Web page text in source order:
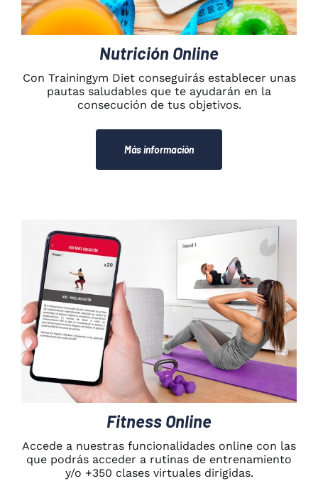
Nutrición Online
Con Trainingym Diet conseguirás establecer unas
pautas saludables que te ayudarán en la
consecución de tus objetivos.
Más información
Fitness Online
Accede a nuestras funcionalidades online con las
que podrás acceder a rutinas de entrenamiento
y/o +350 clases virtuales dirigidas.